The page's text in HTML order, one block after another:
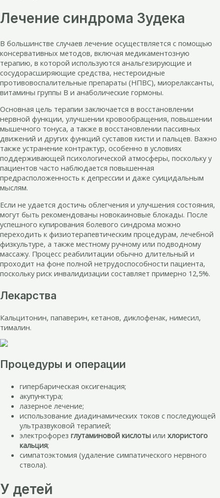
Лечение синдрома Зудека
В большинстве случаев лечение осуществляется с помощью
консервативных методов, включая медикаментозную
терапию, в которой используются анальгезирующие и
сосудорасширяющие средства, нестероидные
противовоспалительные препараты (НПВС), миорелаксанты,
витамины группы В и анаболические гормоны.
Основная цель терапии заключается в восстановлении
нервной функции, улучшении кровообращения, повышении
мышечного тонуса, а также в восстановлении пассивных
движений и других функций суставов кисти и пальцев. Важно
также устранение контрактур, особенно в условиях
поддерживающей психологической атмосферы, поскольку у
пациентов часто наблюдается повышенная
предрасположенность к депрессии и даже суицидальным
мыслям.
Если не удается достичь облегчения и улучшения состояния,
могут быть рекомендованы новокаиновые блокады. После
успешного купирования болевого синдрома можно
переходить к физиотерапевтическим процедурам, лечебной
физкультуре, а также местному ручному или подводному
массажу. Процесс реабилитации обычно длительный и
проходит на фоне полной нетрудоспособности пациента,
поскольку риск инвалидизации составляет примерно 12,5%.
Лекарства
Кальцитонин, папаверин, кетанов, диклофенак, нимесил,
тималин.
Процедуры и операции
гипербарическая оксигенация;
акупунктура;
лазерное лечение;
использование диадинамических токов с последующей
ультразвуковой терапией;
электрофорез глутаминовой кислоты или хлористого
кальция;
симпатоэктомия (удаление симпатического нервного
ствола).
У детей